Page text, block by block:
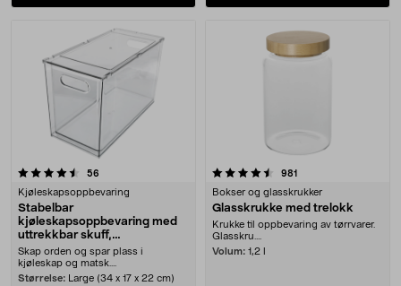
56
Kjøleskapsoppbevaring
Stabelbar
kjøleskapsoppbevaring med
uttrekkbar skuff,
gjennomsiktig
Skap orden og spar plass i
kjøleskap og matsk....
Størrelse:
Large (34 x 17 x 22 cm)
4.5 av 5 stjerner 981
Bokser og glasskrukker
Glasskrukke med trelokk
Krukke til oppbevaring av tørrvarer.
Glasskru....
Volum: 1,2 l